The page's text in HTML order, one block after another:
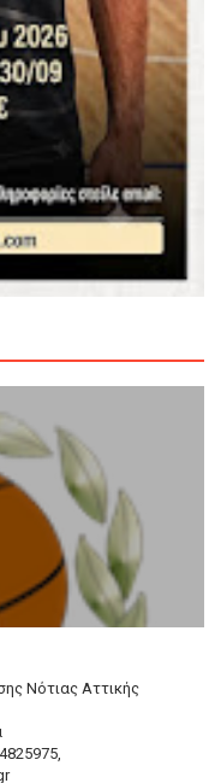
Νότιας Αττικής